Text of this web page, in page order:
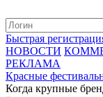
Быстрая
НОВОСТИ
РЕКЛАМА
Красные
Когда крупные